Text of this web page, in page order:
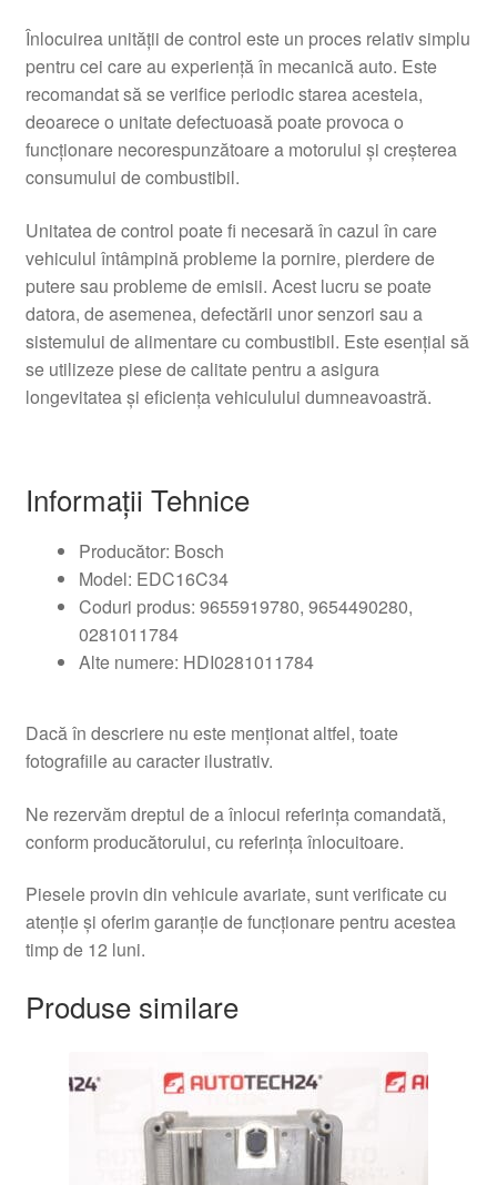
Înlocuirea unității de control este un proces relativ simplu
pentru cei care au experiență în mecanică auto. Este
recomandat să se verifice periodic starea acesteia,
deoarece o unitate defectuoasă poate provoca o
funcționare necorespunzătoare a motorului și creșterea
consumului de combustibil.
Unitatea de control poate fi necesară în cazul în care
vehiculul întâmpină probleme la pornire, pierdere de
putere sau probleme de emisii. Acest lucru se poate
datora, de asemenea, defectării unor senzori sau a
sistemului de alimentare cu combustibil. Este esențial să
se utilizeze piese de calitate pentru a asigura
longevitatea și eficiența vehiculului dumneavoastră.
Informații Tehnice
Producător: Bosch
Model: EDC16C34
Coduri produs: 9655919780, 9654490280,
0281011784
Alte numere: HDI0281011784
Dacă în descriere nu este menționat altfel, toate
fotografiile au caracter ilustrativ.
Ne rezervăm dreptul de a înlocui referința comandată,
conform producătorului, cu referința înlocuitoare.
Piesele provin din vehicule avariate, sunt verificate cu
atenție și oferim garanție de funcționare pentru acestea
timp de 12 luni.
Produse similare